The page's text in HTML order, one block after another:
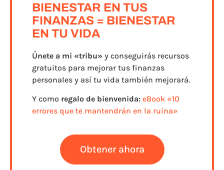
BIENESTAR EN TUS
FINANZAS = BIENESTAR
EN TU VIDA
Únete a mi «tribu» y conseguirás recursos
gratuitos para mejorar tus finanzas
personales y así tu vida también mejorará.
Y como regalo de bienvenida: eBook «10
errores que te mantendrán en la ruina»
Obtener ahora